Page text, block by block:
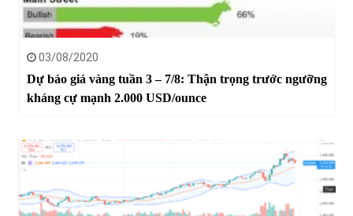
03/08/2020
Dự báo giá vàng tuần 3 – 7/8: Thận trọng trước ngưỡng
kháng cự mạnh 2.000 USD/ounce